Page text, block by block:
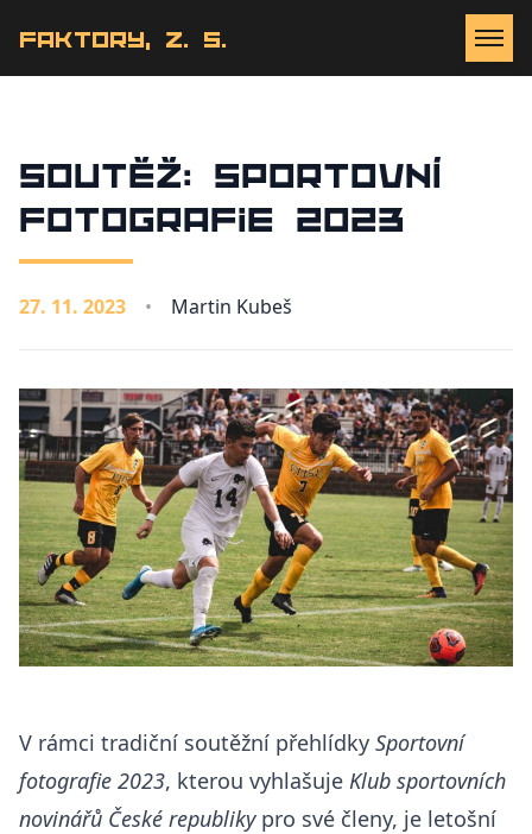
Faktory, z. s.
Soutěž: Sportovní
fotografie 2023
27. 11. 2023 • Martin Kubeš
V rámci tradiční soutěžní přehlídky Sportovní
fotografie 2023, kterou vyhlašuje Klub sportovních
novinářů České republikypro své členy, je letošní